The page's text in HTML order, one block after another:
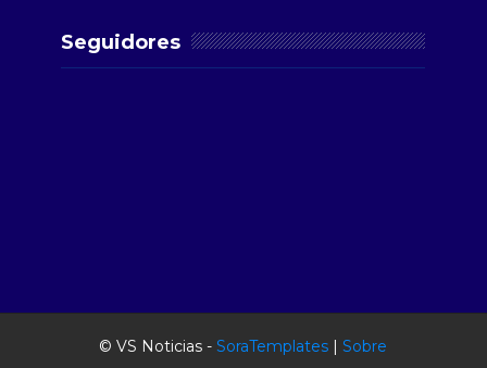
Seguidores
© VS Noticias -SoraTemplates |Sobre